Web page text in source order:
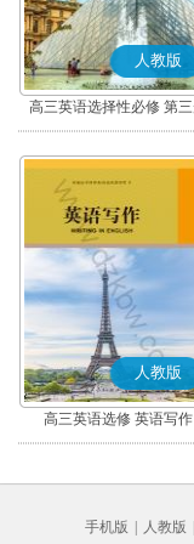
人教版
高三英语选择性必修 第
人教版
高三英语选修 英语写作
手机版 人教版